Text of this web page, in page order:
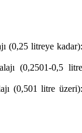
(0,25 litreye
(0,2501-0,5
(0,501 litre